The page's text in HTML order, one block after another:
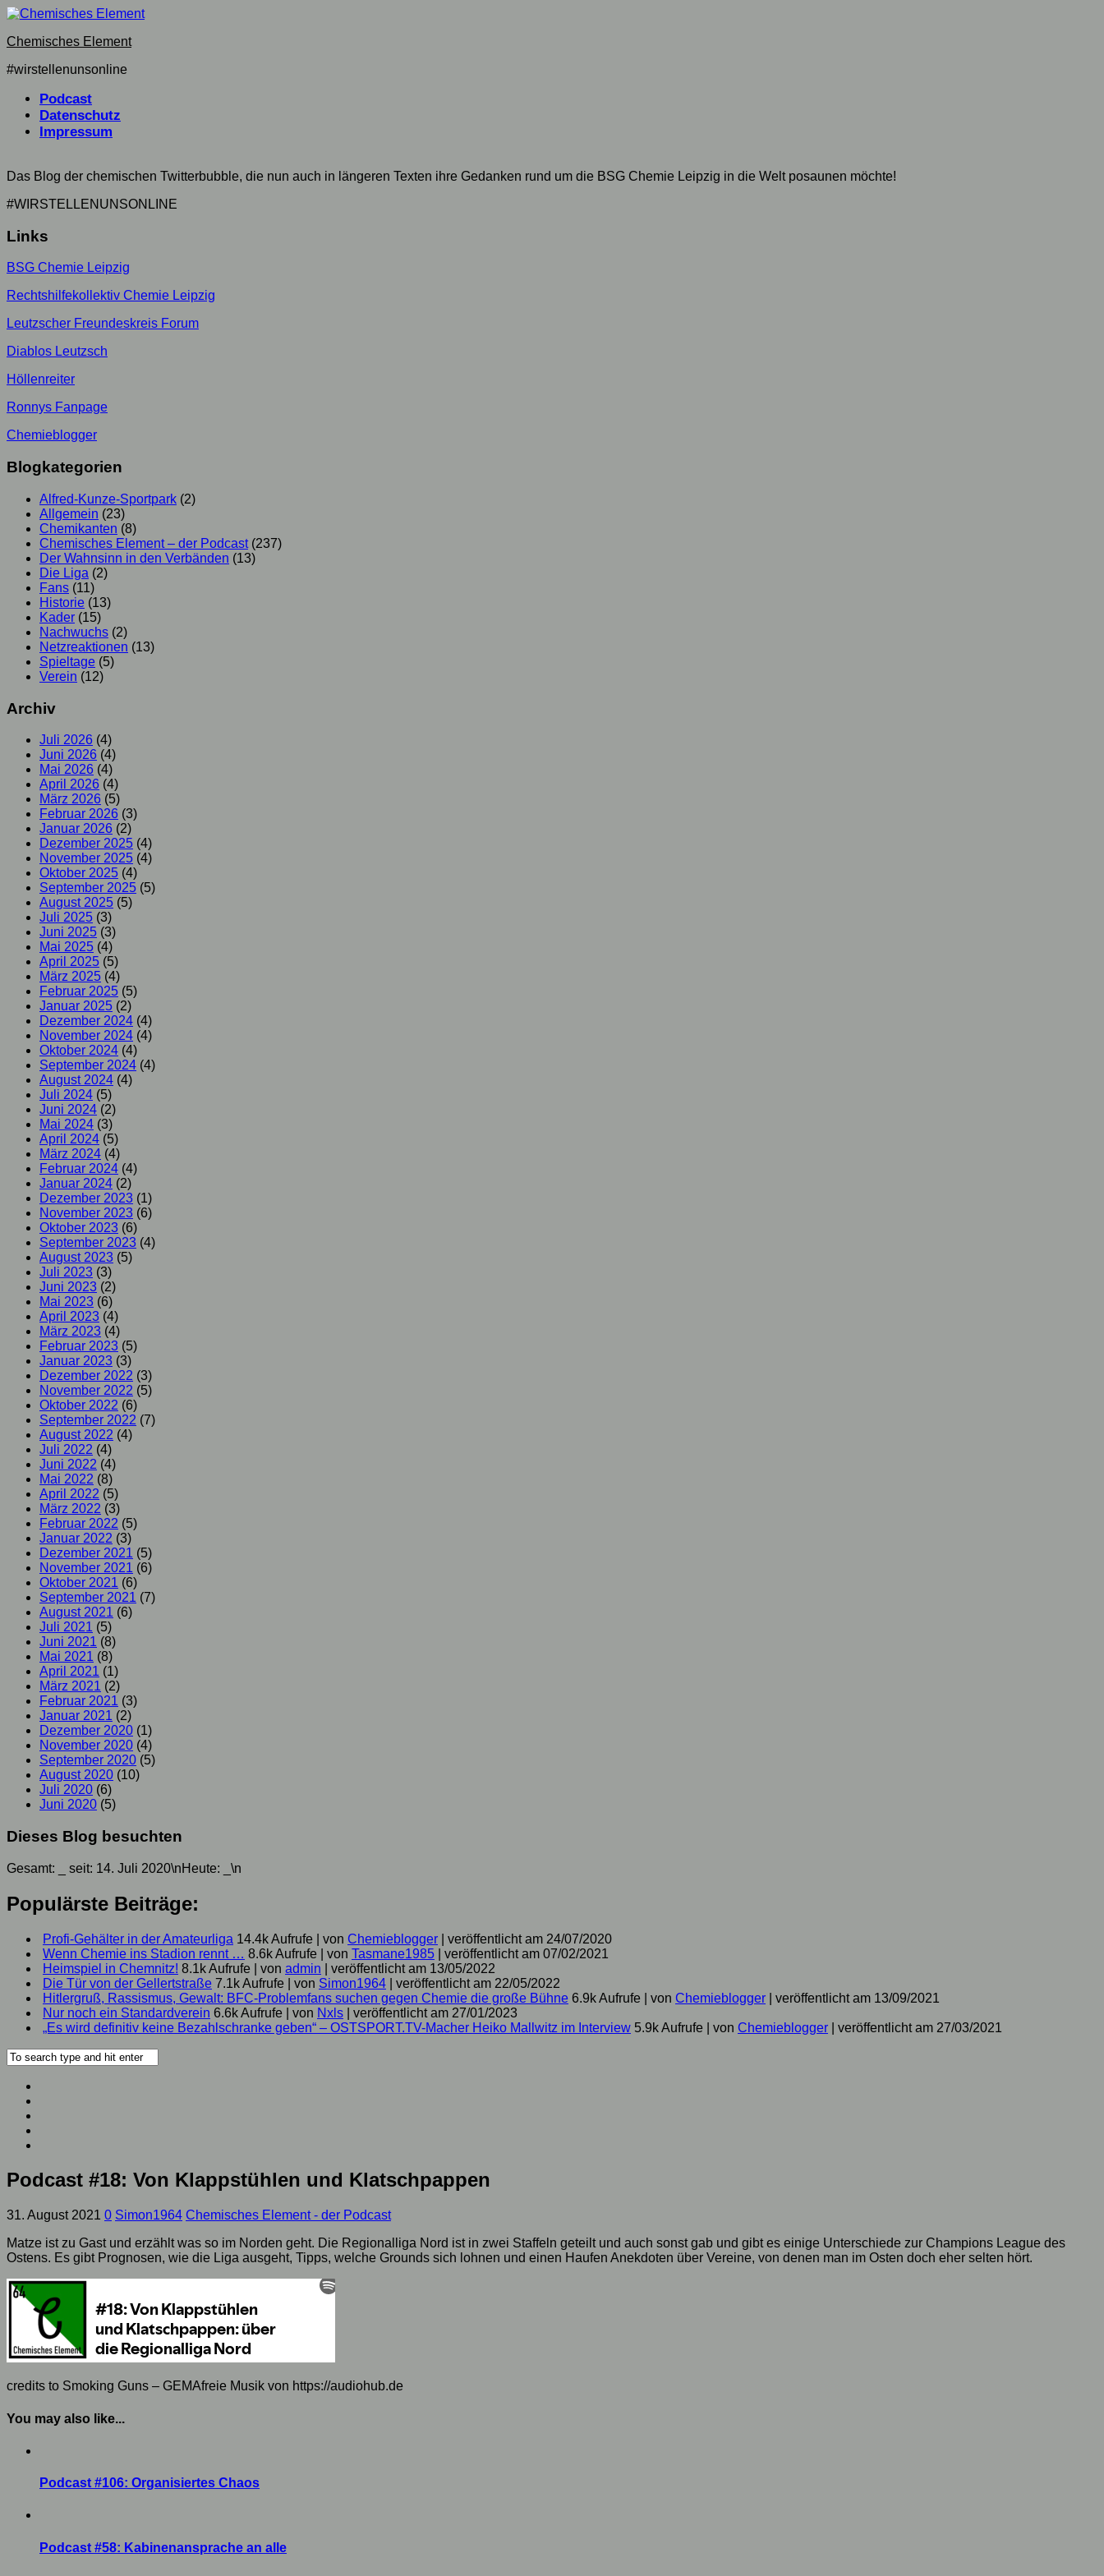
Skip
content
Chemisches Element
#wirstellenunsonline
Podcast
Datenschutz
Impressum
Das Blog der chemischen Twitterbubble, die nun auch in längeren Texten ihre Gedanken rund um die BSG Chemie Leipzig in die Welt posaunen möchte!
#WIRSTELLENUNSONLINE
Links
BSG Chemie Leipzig
Rechtshilfekollektiv Chemie Leipzig
Leutzscher Freundeskreis Forum
Diablos Leutzsch
Höllenreiter
Ronnys Fanpage
Chemieblogger
Blogkategorien
Alfred-Kunze-Sportpark (2)
Allgemein (23)
Chemikanten (8)
Chemisches Element – der Podcast(237)
Der Wahnsinn in den Verbänden (13)
Die Liga (2)
Fans (11)
Historie (13)
Kader (15)
Nachwuchs (2)
Netzreaktionen (13)
Spieltage (5)
Verein (12)
Archiv
Juli 2026 (4)
Juni 2026 (4)
Mai 2026 (4)
April 2026 (4)
März 2026 (5)
Februar 2026 (3)
Januar 2026 (2)
Dezember 2025 (4)
November 2025 (4)
Oktober 2025 (4)
September 2025 (5)
August 2025 (5)
Juli 2025 (3)
Juni 2025 (3)
Mai 2025 (4)
April 2025 (5)
März 2025 (4)
Februar 2025 (5)
Januar 2025 (2)
Dezember 2024 (4)
November 2024 (4)
Oktober 2024 (4)
September 2024 (4)
August 2024 (4)
Juli 2024 (5)
Juni 2024 (2)
Mai 2024 (3)
April 2024 (5)
März 2024 (4)
Februar 2024 (4)
Januar 2024 (2)
Dezember 2023 (1)
November 2023 (6)
Oktober 2023 (6)
September 2023 (4)
August 2023 (5)
Juli 2023 (3)
Juni 2023 (2)
Mai 2023 (6)
April 2023 (4)
März 2023 (4)
Februar 2023 (5)
Januar 2023 (3)
Dezember 2022 (3)
November 2022 (5)
Oktober 2022 (6)
September 2022 (7)
August 2022 (4)
Juli 2022 (4)
Juni 2022 (4)
Mai 2022 (8)
April 2022 (5)
März 2022 (3)
Februar 2022 (5)
Januar 2022 (3)
Dezember 2021 (5)
November 2021 (6)
Oktober 2021 (6)
September 2021 (7)
August 2021 (6)
Juli 2021 (5)
Juni 2021 (8)
Mai 2021 (8)
April 2021 (1)
März 2021 (2)
Februar 2021 (3)
Januar 2021 (2)
Dezember 2020 (1)
November 2020 (4)
September 2020 (5)
August 2020 (10)
Juli 2020 (6)
Juni 2020 (5)
Dieses Blog besuchten
Gesamt: seit: 14. Juli 2020\nHeute: \n
Populärste Beiträge:
Profi-Gehälter in der Amateurliga 14.4k Aufrufe von Chemieblogger
veröffentlicht am 24/07/2020
Wenn Chemie ins Stadion rennt … 8.6k Aufrufe von Tasmane1985
veröffentlicht am 07/02/2021
Heimspiel in Chemnitz! 8.1k Aufrufe von admin
veröffentlicht am 13/05/2022
Die Tür von der Gellertstraße 7.1k Aufrufe von Simon1964
veröffentlicht am 22/05/2022
Hitlergruß, Rassismus, Gewalt: BFC-Problemfans suchen gegen Chemie die große Bühne 6.9k Aufrufe von Chemieblogger
veröffentlicht am 13/09/2021
Nur noch ein Standardverein 6.6k Aufrufe von Nxls
veröffentlicht am 27/01/2023
„Es wird definitiv keine Bezahlschranke geben“ – OSTSPORT.TV-Macher Heiko Mallwitz im Interview 5.9k Aufrufe von Chemieblogger veröffentlicht am 27/03/2021
Podcast #18: Von Klappstühlen und Klatschpappen
31. August 2021 0 Simon1964 Chemisches Element - der Podcast
Matze ist zu Gast und erzählt was so im Norden geht. Die Regionalliga Nord ist in zwei Staffeln geteilt und auch sonst gab und gibt es einige Unterschiede zur Champions League des
Ostens. Es gibt Prognosen, wie die Liga ausgeht, Tipps, welche Grounds sich lohnen und einen Haufen Anekdoten über Vereine, von denen man im Osten doch eher selten hört.
credits to Smoking Guns – GEMAfreie Musik von https://audiohub.de
You may also like...
Podcast #106: Organisiertes Chaos
Podcast #58: Kabinenansprache an alle